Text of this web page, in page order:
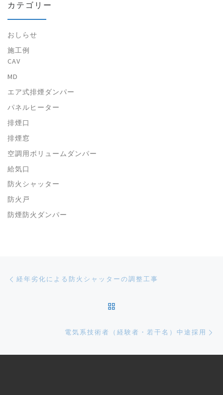
カテゴリー
おしらせ
施工例
CAV
MD
エア式排煙ダンパー
パネルヒーター
排煙口
排煙窓
空調用ボリュームダンパー
給気口
防火シャッター
防火戸
防煙防火ダンパー
Post navigation
経年劣化による防火シャッターの調整工事
電気系技術者（経験者・若干名）中途採用